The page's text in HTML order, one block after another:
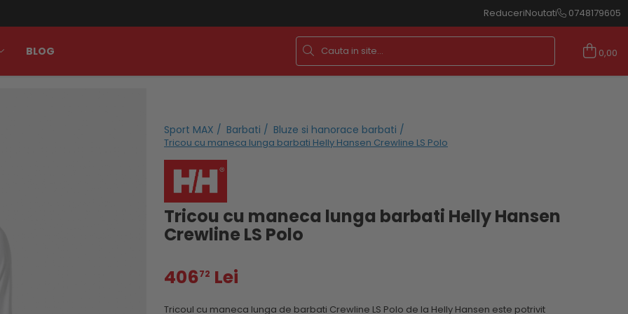
ReduceriNoutati 0748179605
BLOG 0,00
Sport MAX / Barbati / Bluze si hanorace barbati /
Tricou cu maneca lunga barbati Helly Hansen Crewline LS Polo
Tricou cu maneca lunga barbati Helly Hansen
Crewline LS Polo
40672 Lei
Tricoul cu maneca lunga de barbati Crewline LS Polo de la Helly Hansen este potrivit